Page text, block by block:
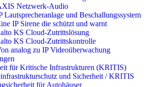
Netzwerk-Audio
Lautsprecheranlage und Beschallungssystem
IP Sirene die schützt und warnt
KS Cloud-Zutrittslösung
KS Cloud-Zutrittskontrolle
analog zu IP Videoüberwachung
für Kritische Infrastrukturen (KRITIS)
und Sicherheit / KRITIS
für Autohäuser